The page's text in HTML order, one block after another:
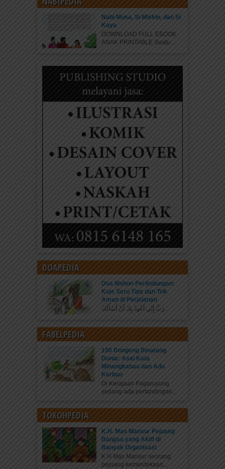
Nabi Musa, Si Miskin, dan Si
Kaya
DOWNLOAD FULL EBOOK
ANAK PRINTABLE Suatu...
DOAPEDIA
Doa Mohon Perlindungan:
Kuis Seru Tips dan Trik
Aman di Perjalanan
FABELPEDIA
100 Dongeng Binatang
Dunia: Asal Kata
Minangkabau dan Adu
Kerbau
Di Kerajaan Pagaruyung
sedang ada pertandingan...
TOKOHPEDIA
K.H. Mas Mansur Pejuang
Bangsa yang Aktif di
Banyak Organisasi
K.H Mas Mansur seorang
pejuang kemerdekaan...